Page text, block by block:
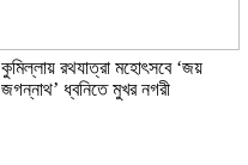
কুমিল্লায় রথযাত্রা মহোৎসবে ‘জয়
জগন্নাথ’ ধ্বনিতে মুখর নগরী